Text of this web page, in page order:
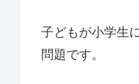
子どもが小学生
問題です。